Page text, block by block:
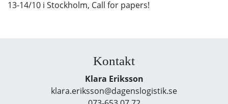
13-14/10 i Stockholm, Call for papers!
Kontakt
Klara Eriksson
klara.eriksson@dagenslogistik.se